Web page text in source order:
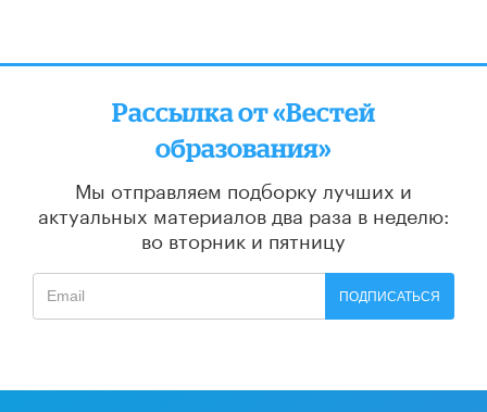
Рассылка от «Вестей
образования»
Мы отправляем подборку лучших и
актуальных материалов два раза в неделю:
во вторник и пятницу
ПОДПИСАТЬСЯ